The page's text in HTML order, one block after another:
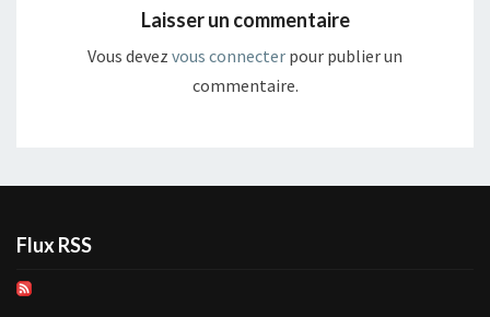
Laisser un commentaire
Vous devez vous connecter pour publier un
commentaire.
Flux RSS